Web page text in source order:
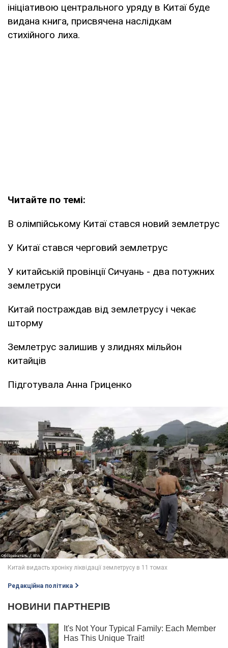
ініціативою центрального уряду в Китаї буде
видана книга, присвячена наслідкам
стихійного лиха.
Читайте по темі:
В олімпійському Китаї стався новий землетрус
У Китаї стався черговий землетрус
У китайській провінції Сичуань - два потужних
землетруси
Китай постраждав від землетрусу і чекає
шторму
Землетрус залишив у злиднях мільйон
китайців
Підготувала Анна Гриценко
Редакційна політика